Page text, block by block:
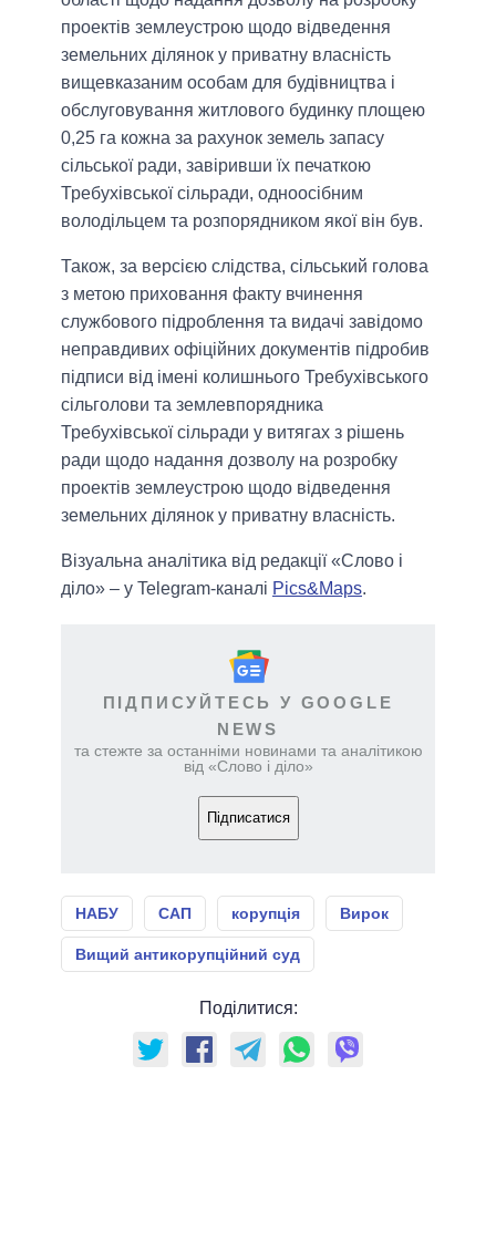
проектів землеустрою щодо відведення
земельних ділянок у приватну власність
вищевказаним особам для будівництва і
обслуговування житлового будинку площею
0,25 га кожна за рахунок земель запасу
сільської ради, завіривши їх печаткою
Требухівської сільради, одноосібним
володільцем та розпорядником якої він був.
Також, за версією слідства, сільський голова
з метою приховання факту вчинення
службового підроблення та видачі завідомо
неправдивих офіційних документів підробив
підписи від імені колишнього Требухівського
сільголови та землевпорядника
Требухівської сільради у витягах з рішень
ради щодо надання дозволу на розробку
проектів землеустрою щодо відведення
земельних ділянок у приватну власність.
Візуальна аналітика від редакції «Слово і
діло» – у Telegram-каналі Pics&Maps.
ПІДПИСУЙТЕСЬ У GOOGLE
NEWS
та стежте за останніми новинами та аналітикою
від «Слово і діло»
Підписатися
НАБУ САП корупція Вирок
Вищий антикорупційний суд
Поділитися: